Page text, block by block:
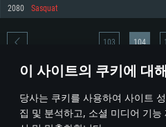
이 사이트의 쿠키에 대해
당사는 쿠키를 사용하여 사이트
집 및 분석하고, 소셜 미디어 기
570 혹은 그 이상
여유 저장 공간: 62.2 GB (전체 클라이언
네트워크: 브로드밴드 인터넷
여유 저장 공간: 62.2 GB (전체 클라이언
그래픽 카드: Vulkan 을 지원하고, 최신
1060 (6개월 미만) 혹은 그와 동급의 성
지원하는 AMD RX 570 (6개월 미만; 최소
여유 저장 공간: 62.2 GB (전체 클라이언트)
2080 Sasquat
* 순위표는 매일 1회 갱신됩니다
103 104